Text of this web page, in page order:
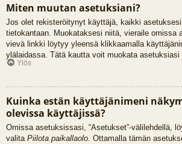
Miten muutan asetuksiani?
Jos olet rekisteröitynyt käyttäjä, kaikki
tietokantaan. Muokataksesi niitä, vieraile omissa
vievä linkki löytyy yleensä klikkaamalla
ylälaidassa. Tätä kautta voit muokata asetuksiasi
Ylös
Kuinka estän käyttäjänimeni
olevissa käyttäjissä?
Omissa asetuksissasi, “Asetukset”-välilehdellä,
valita Piilota paikallaolo. Ottamalla tämän